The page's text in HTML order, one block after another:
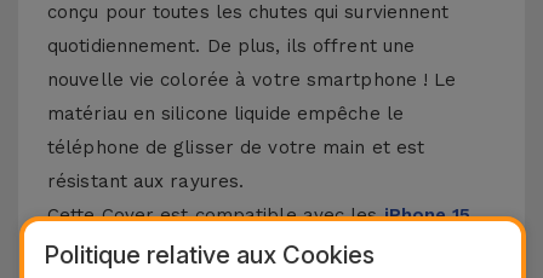
conçu pour toutes les chutes qui surviennent
quotidiennement. De plus, ils offrent une
nouvelle vie colorée à votre smartphone ! Le
matériau en silicone liquide empêche le
téléphone de glisser de votre main et est
résistant aux rayures.
Cette Cover est compatible avec lesiPhone 15,
14, 13, 12, entre autres, ainsi qu'avec le modèle le
Politique relative aux Cookies